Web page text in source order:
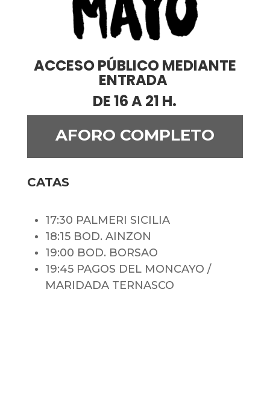
ACCESO PÚBLICO MEDIANTE
ENTRADA
DE 16 A 21 H.
AFORO COMPLETO
CATAS
17:30 PALMERI SICILIA
18:15 BOD. AINZON
19:00 BOD. BORSAO
19:45 PAGOS DEL MONCAYO /
MARIDADA TERNASCO